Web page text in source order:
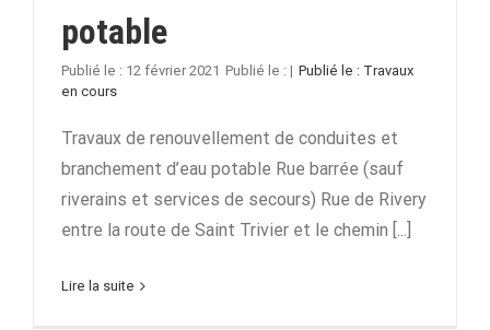
potable
12 février 2021 |
Travaux
en cours
Travaux de renouvellement de conduites et
branchement d’eau potable Rue barrée (sauf
riverains et services de secours) Rue de Rivery
entre la route de Saint Trivier et le chemin [...]
Lire la suite